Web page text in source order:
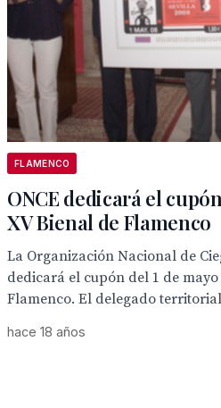
FLAMENCO
ONCE dedicará el
XV Bienal de Flamenco
La Organización Nacional de
dedicará el cupón del 1 de
Flamenco. El delegado
hace 18 años